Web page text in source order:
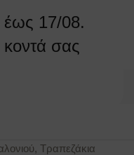
έως 17/08.
σας
, Τραπεζάκια